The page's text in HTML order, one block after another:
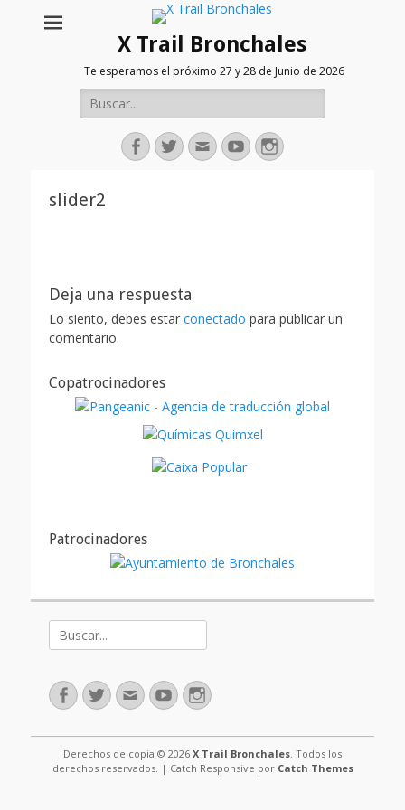
X Trail Bronchales
Te esperamos el próximo 27 y 28 de Junio de 2026
Buscar:
Facebook
TwitterCorreo
electrónico
YoutubeInstagram
slider2
Deja una respuesta
Lo siento, debes estar conectado para publicar un
comentario.
Copatrocinadores
Patrocinadores
Buscar:
Facebook
TwitterCorreo
electrónico
YoutubeInstagram
Derechos de copia © 2026 X Trail Bronchales. Todos los
derechos reservados. | Catch Responsive por Catch Themes